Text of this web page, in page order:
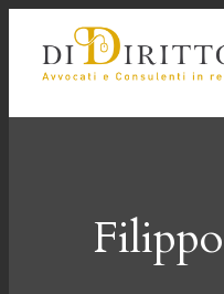
contenuto